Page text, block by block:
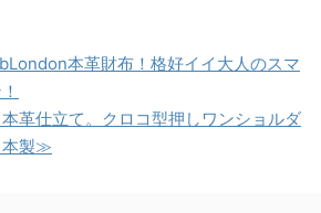
本革財布！格好イイ大人のスマ
革仕立て。クロコ型押しワンショルダ
本製≫